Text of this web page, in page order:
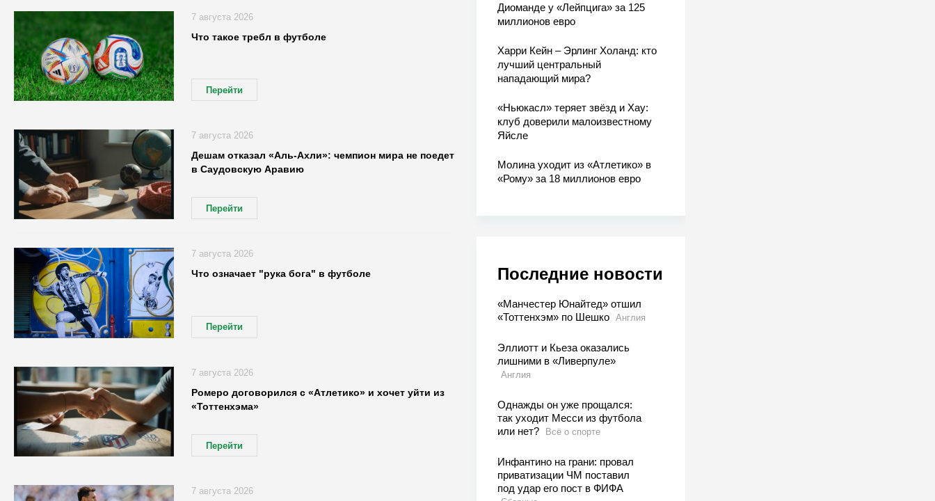
Диоманде у «Лейпцига» за 125
миллионов евро
Харри Кейн – Эрлинг Холанд: кто
лучший центральный
нападающий мира?
«Ньюкасл» теряет звёзд и Хау:
клуб доверили малоизвестному
Яйсле
Молина уходит из «Атлетико» в
«Рому» за 18 миллионов евро
Последние новости
«Манчестер Юнайтед» отшил
«Тоттенхэм» по Шешко Англия
Эллиотт и Кьеза оказались
лишними в «Ливерпуле»
Англия
Однажды он уже прощался:
так уходит Месси из футбола
или нет?
Всё о спорте
Инфантино на грани: провал
приватизации ЧМ поставил
под удар его пост в ФИФА
Что такое требл в футболе
Перейти
7 августа 2026
Дешам отказал «Аль-Ахли»: чемпион мира не поедет
в Саудовскую Аравию
Перейти
7 августа 2026
Что означает "рука бога" в футболе
Перейти
7 августа 2026
Ромеро договорился с «Атлетико» и хочет уйти из
«Тоттенхэма»
Перейти
7 августа 2026
7 августа 2026